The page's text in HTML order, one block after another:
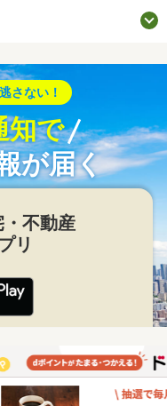
さない！
知で
が届く
不動産
リ